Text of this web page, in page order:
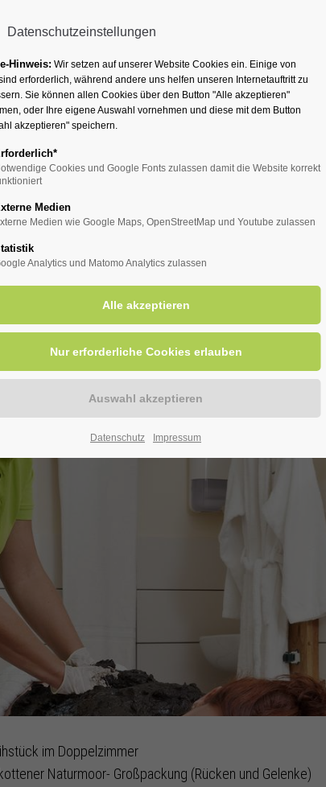
Heilbad Übernachten Für Ihre
Gesundheitsurlaub
Moor & Massage Duett
Moor-Pauschalen
Zusammenspiel von Moorpackung und
im Doppelzimmer
Naturmoor- Großpackung (Rücken und Gelenke)
Datenschutzeinstellungen
Hinweis: Wir setzen auf unserer Website Cookies ein. Einige von
erforderlich, während andere uns helfen unseren Internetauftritt zu
Sie können allen Cookies über den Button "Alle akzeptieren"
oder Ihre eigene Auswahl vornehmen und diese mit dem Button
akzeptieren" speichern.
Cookies und Google Fonts zulassen damit die Website korrekt
Medien
Medien wie Google Maps, OpenStreetMap und Youtube zulassen
Analytics und Matomo Analytics zulassen
Datenschutz Impressum